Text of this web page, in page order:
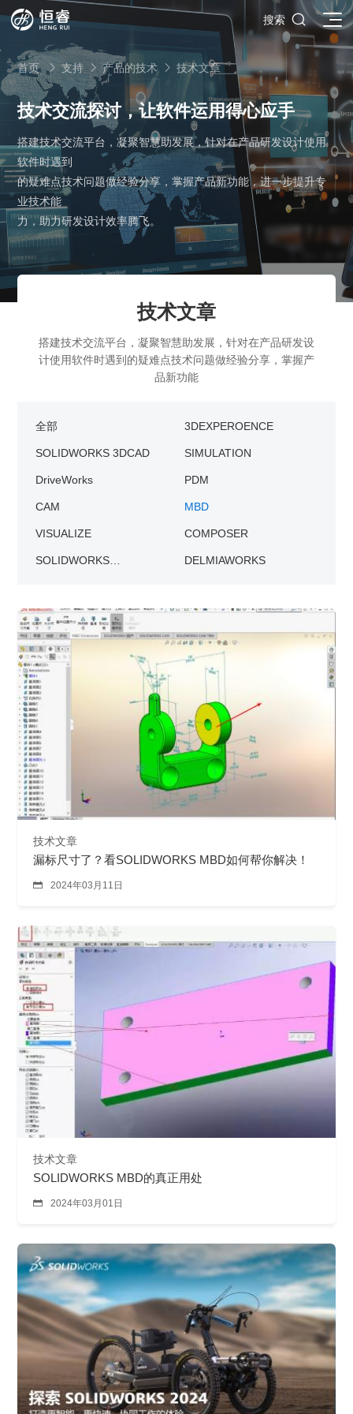
SOLIDWORKS研发设计
SOLIDWORKS 3D CAD
SOLIDWORKS 2D CAD
SOLIDWORKS 3D电气设计
SIMULATION结构仿真分析
多学科仿真
了解SIMULIA多学科仿真应用
CST电磁仿真
Abaqus有限元仿真分析
3DEXPERIENCE云平台
什么是3DEXPERIENCE平台？
3DEXPERIENCE on the Cloud
3DEXPERIENCE Marketplace
推荐项目
ENOVIA产品全生命周期管理（PLM）
BIOVIA生命科学和材料科学
SOLIDWORKS PDM产品数据管理
推荐工具
DriveWorks参数化工具
SOLIDWORKS Inspection质量检验
​SOLIDWORKS Manage项目管理
 查看全部
增值服务-参数化
增值服务-标准化
Curtain e-locker(易锁)防止资料外泄系统
 查看全部
面向工业
船舶与海洋工程解决方案
航天航空行业解决方案
能源行业数字化解决方案
机械设备行业数字化解决方案
面向公司与个人
公司类型
面向学术界
学生/初学者
产品的技术
最新版本
技术文章
系统要求
恒睿课堂
精选视频
往期视频
走进西南培训中心
认证目录
CSWP证书
SolidWorks采购指南：正版软件的成本构成与价值解析
SolidWorks代理商级别全解析：成都恒睿在西南区域凭
什么值得信赖？
SOLIDWORKS购买如何选择代理商？一文看懂避坑指南
SOLIDWORKS仿真这块有必要学习吗？
销售类
关于恒睿
活动资讯
行业资讯
产品报价
获取SOLIDWORKS报价
产品/服务
软件定制化开发
软件二次开发
购买学生版
搜索 
首页  支持  产品的技术  技术文章
技术交流探讨，让软件运用得心应手
搭建技术交流平台，凝聚智慧助发展，针对在产品研发设计使用
软件时遇到
的疑难点技术问题做经验分享，掌握产品新功能，进一步提升专
业技术能
力，助力研发设计效率腾飞。
技术文章
搭建技术交流平台，凝聚智慧助发展，针对在产品研发设
计使用软件时遇到的疑难点技术问题做经验分享，掌握产
品新功能
全部 3DEXPEROENCE
SOLIDWORKS 3DCAD SIMULATION
DriveWorks PDM
CAM MBD
VISUALIZE COMPOSER
SOLIDWORKS
DELMIAWORKS
技术文章
漏标尺寸了？看SOLIDWORKS MBD如何帮你解决！
 2024年03月11日
技术文章
SOLIDWORKS MBD的真正用处
 2024年03月01日